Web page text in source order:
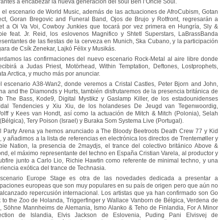
a encabezar la nueva generación del soul Ben l’Oncle Soul.
el escenario de World Music, además de las actuaciones de AfroCubism, Gotan
Goran Bregovic and Funeral Band, Ojos de Brujo y Rotfront, regresarán a
a Oi Va Voi, Cowboy Junkies que tocará por vez primera en Hungría, Sly &
feat. Jr. Reid, los eslovenos Magnifico y Shtetl Superstars, LaBrassBanda
de las fiestas de la cerveza en Munich, Ska Cubano, y la participación
de Csík Zenekar, Lajkó Félix y Musikás.
las confirmaciones del nuevo escenario Rock-Metal al aire libre donde
a Judas Priest, Motörhead, Within Temptation, Deftones, Lostprophets,
Arctica, y mucho más por anunciar.
escenario A38-Wan2, donde veremos a Cristal Castles, Peter Bjorn and John,
and the Diamonds y Hurts, también disfrutaremos de la presencia británica de
The Bass, Kode9, Digital Mystikz y Gaslamp Killer, de los estadounidenses
Tendencies y Xiu Xiu, de los holandeses De Jeugd van Tegenwoordig,
y Kees van Hondt, así como la actuación de Mitch & Mitch (Polonia), Selah
Tery Poison (Israel) y Buraka Som Systema Live (Portugal).
Party Arena ya hemos anunciado a The Bloody Beetroots Death Crew 77 y Kid
y añadimos a la lista de referencias en electrónica los directos de Trentemøller y
Nation, la presencia de 2maydjs, el trance del colectivo británico Above &
el máximo representante del techno en España Cristian Varela, al productor y
junto a Carlo Lio, Richie Hawtin como referente de minimal techno, y una
exótica del trance de Technasia.
Europe Stage es otra de las novedades dedicada a presentar a
europeas que son muy populares en su país de origen pero que aún no
repercusión internacional. Los artistas que ya han confirmado son Go
to the Zoo de Holanda, Triggerfinger y Wallace Vanborn de Bélgica, Verdena de
Söhne Mannheims de Alemania, Ismo Alanko & Teho de Finlandia, For A Minor
de Islandia, Elvis Jackson de Eslovenia, Puding Pani Elvisvej de